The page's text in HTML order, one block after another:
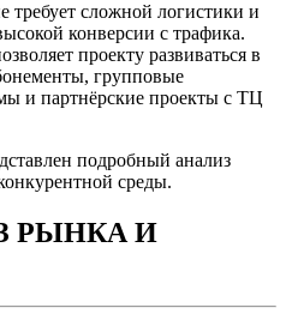
требует сложной логистики и
конверсии с трафика.
проекту развиваться в
групповые
и партнёрские проекты с ТЦ
подробный анализ
среды.
РЫНКА И